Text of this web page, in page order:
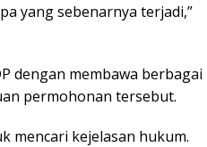
yang sebenarnya terjadi,”
dengan membawa berbagai
permohonan tersebut.
mencari kejelasan hukum.